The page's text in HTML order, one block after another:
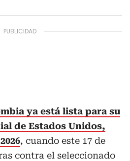
ya está lista para su
de Estados Unidos,
, cuando este 17 de
contra el seleccionado